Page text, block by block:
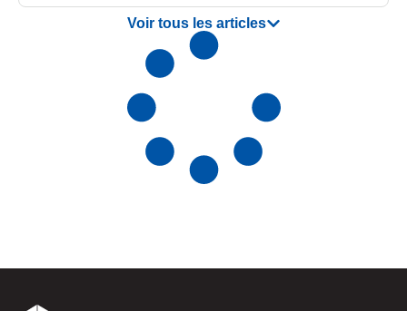
Voir tous les articles